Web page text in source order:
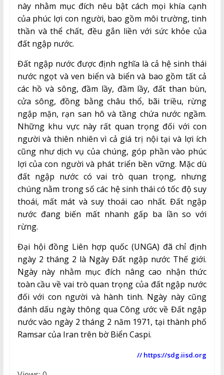
này nhằm mục đích nêu bật cách mọi khía cạnh
của phúc lợi con người, bao gồm môi trường, tinh
thần và thể chất, đều gắn liền với sức khỏe của
đất ngập nước.
Đất ngập nước được định nghĩa là cả hệ sinh thái
nước ngọt và ven biển và biển và bao gồm tất cả
các hồ và sông, đầm lầy, đầm lầy, đất than bùn,
cửa sông, đồng bằng châu thổ, bãi triều, rừng
ngập mặn, rạn san hô và tầng chứa nước ngầm.
Những khu vực này rất quan trọng đối với con
người và thiên nhiên vì cả giá trị nội tại và lợi ích
cũng như dịch vụ của chúng, góp phần vào phúc
lợi của con người và phát triển bền vững. Mặc dù
đất ngập nước có vai trò quan trọng, nhưng
chúng nằm trong số các hệ sinh thái có tốc độ suy
thoái, mất mát và suy thoái cao nhất. Đất ngập
nước đang biến mất nhanh gấp ba lần so với
rừng.
Đại hội đồng Liên hợp quốc (UNGA) đã chỉ định
ngày 2 tháng 2 là Ngày Đất ngập nước Thế giới.
Ngày này nhằm mục đích nâng cao nhận thức
toàn cầu về vai trò quan trọng của đất ngập nước
đối với con người và hành tinh. Ngày này cũng
đánh dấu ngày thông qua Công ước về Đất ngập
nước vào ngày 2 tháng 2 năm 1971, tại thành phố
Ramsar của Iran trên bờ Biển Caspi.
// https://sdg.iisd.org